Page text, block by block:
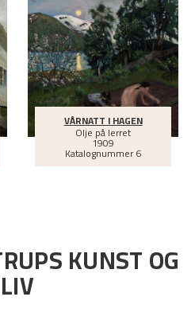
VÅRNATT I HAGEN
Olje på lerret
1909
Katalognummer 6
KUNST OG
LIV